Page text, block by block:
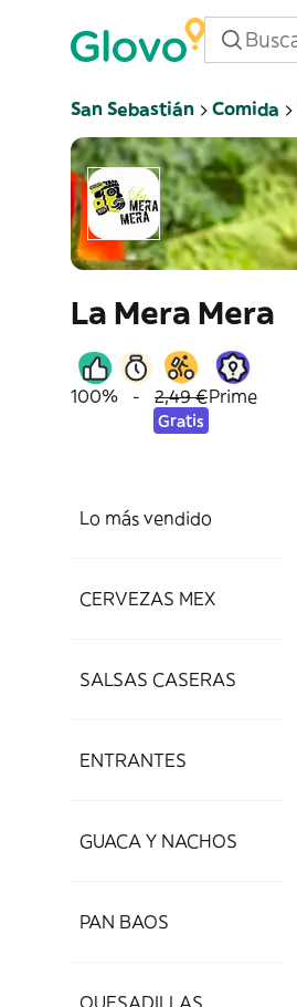
San Sebastián Comida
La Mera Mera
100% - 2,49 €
Gratis
Prime
Lo más vendido
CERVEZAS MEX
SALSAS CASERAS
ENTRANTES
GUACA Y NACHOS
PAN BAOS
QUESADILLAS